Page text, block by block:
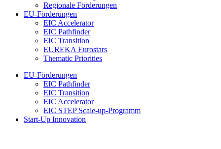
Regionale Förderungen
EU-Förderungen
EIC Accelerator
EIC Pathfinder
EIC Transition
EUREKA Eurostars
Thematic Priorities
EU-Förderungen
EIC Pathfinder
EIC Transition
EIC Accelerator
EIC STEP Scale-up-Programm
Start-Up Innovation